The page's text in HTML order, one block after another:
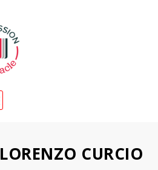
LORENZO CURCIO